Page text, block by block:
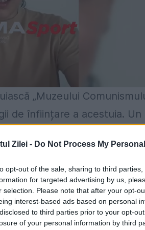
Zilei - Do Not Process My
opt-out of the sale, sharing to third
for targeted advertising by us,
selection. Please note that after your opt-
interest-based ads based on personal
to third parties prior to your opt-
of your personal information by third
„Muzeului
de înființare a acestuia.
Mihai Răzvan
argumentat că fusese
Exilului Românesc
că, în perioada mai 2012 -
fost membru al PNL